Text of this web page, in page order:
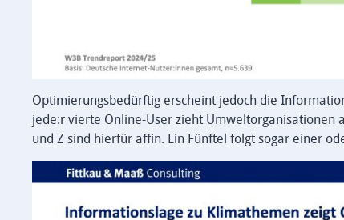
Optimierungsbedürftig erscheint jedoch die
jede:r vierte Online-User zieht
und Z sind hierfür affin. Ein Fünftel folgt sogar einer